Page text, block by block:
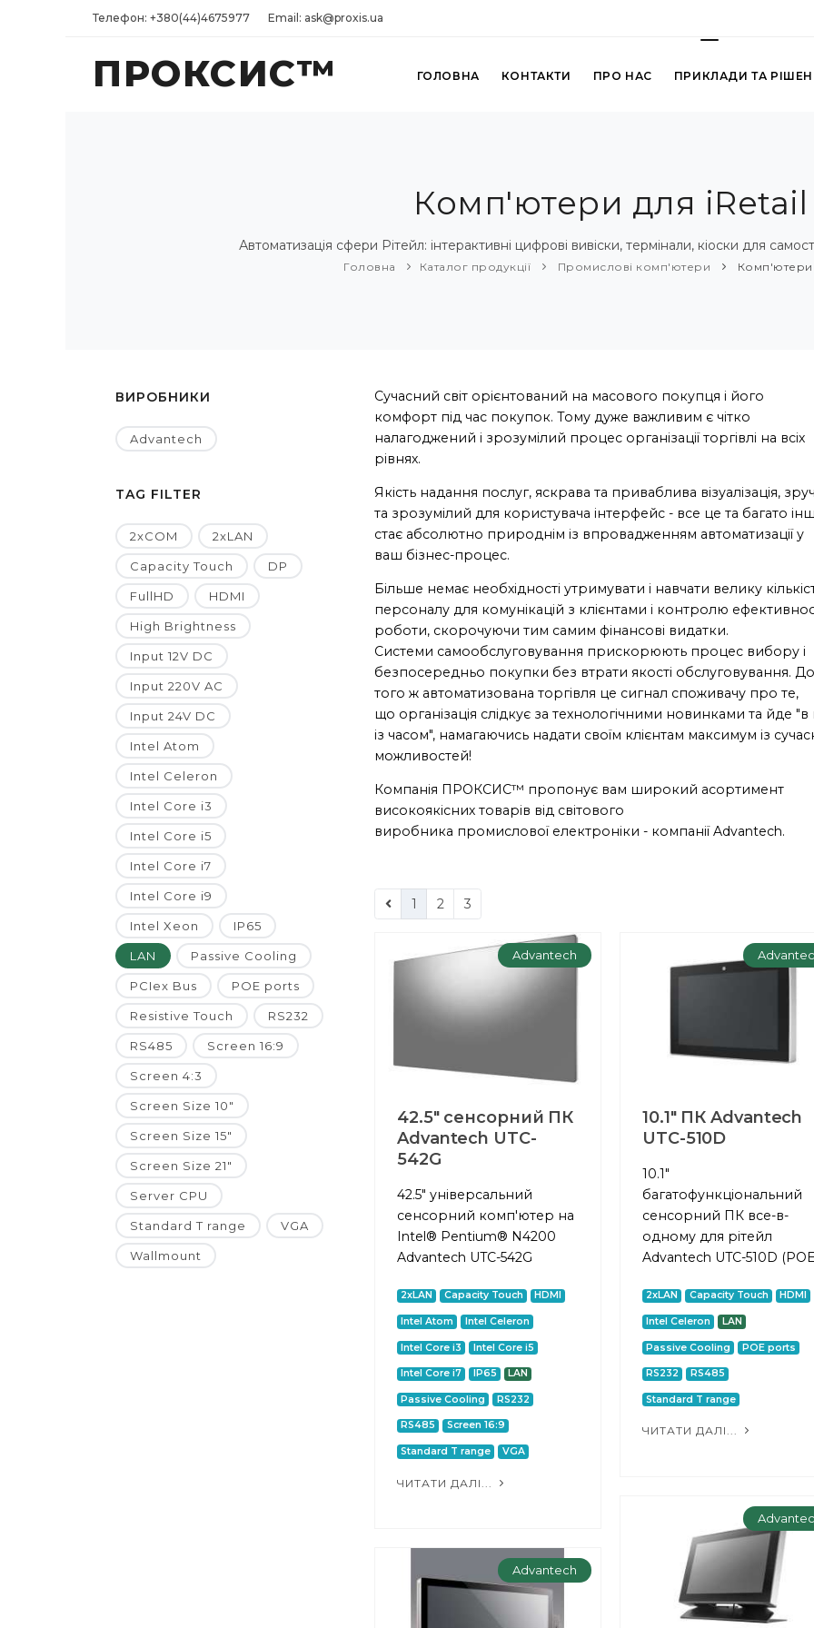
Телефон: +380(44)4675977 Email: ask@proxis.ua
ПРОКСИС™ ГОЛОВНА КОНТАКТИ ПРО НАС ПРИКЛАДИ ТА
Комп'ютери для iRetail
Автоматизація сфери Рітейл: інтерактивні цифрові вивіски, термінали, кіоски для
Головна Каталог продукції Промислові комп'ютери Комп'ютери
ВИРОБНИКИ
Advantech
TAG FILTER
2xCOM 2xLAN
Capacity Touch DP
FullHD HDMI
High Brightness
Input 12V DC
Input 220V AC
Input 24V DC
Intel Atom
Intel Celeron
Intel Core i3
Intel Core i5
Intel Core i7
Intel Core i9
Intel Xeon IP65
LAN Passive Cooling
PCIex Bus POE ports
Resistive Touch RS232
RS485 Screen 16:9
Screen 4:3
Screen Size 10"
Screen Size 15"
Screen Size 21"
Server CPU
Standard T range VGA
Wallmount
Сучасний світ орієнтований на масового покупця і його
комфорт під час покупок. Тому дуже важливим є чітко
налагоджений і зрозумілий процес організації торгівлі на всіх
рівнях.
Якість надання послуг, яскрава та приваблива візуалізація,
та зрозумілий для користувача інтерфейс - все це та багато
стає абсолютно природнім із впровадженням автоматизації у
ваш бізнес-процес.
Більше немає необхідності утримувати і навчати велику
персоналу для комунікацій з клієнтами і контролю
роботи, скорочуючи тим самим фінансові видатки.
Системи самообслуговування прискорюють процес вибору і
безпосередньо покупки без втрати якості обслуговування. До
того ж автоматизована торгівля це сигнал споживачу про те,
що організація слідкує за технологічними новинками та йде "в
із часом", намагаючись надати своїм клієнтам максимум із
можливостей!
Компанія ПРОКСИС™ пропонує вам широкий асортимент
високоякісних товарів від світового
виробника промислової електроніки - компанії Advantech.
1 2 3
Advantech
42.5" сенсорний ПК
Advantech UTC-
542G
42.5" універсальний
сенсорний комп'ютер на
Intel® Pentium® N4200
Advantech UTC-542G
2xLAN Capacity Touch HDMI
Intel Atom Intel Celeron
Intel Core i3 Intel Core i5
Intel Core i7 IP65 LAN
Passive Cooling RS232
RS485 Screen 16:9
Standard T range VGA
ЧИТАТИ ДАЛІ...
10.1" ПК Advantech
UTC-510D
10.1"
багатофункціональний
сенсорний ПК все-в-
одному для рітейл
Advantech UTC-510D
2xLAN Capacity Touch HDMI
Intel Celeron LAN
Passive Cooling POE ports
RS232 RS485
Standard T range
ЧИТАТИ ДАЛІ...
Advantech